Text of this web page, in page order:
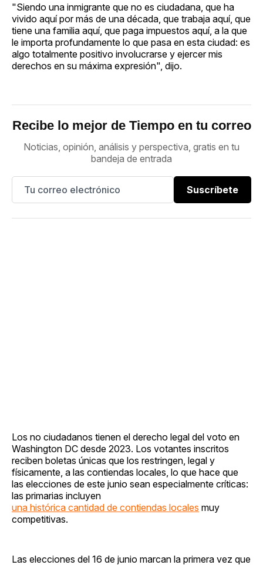
"Siendo una inmigrante que no es ciudadana, que ha
vivido aquí por más de una década, que trabaja aquí, que
tiene una familia aquí, que paga impuestos aquí, a la que
le importa profundamente lo que pasa en esta ciudad: es
algo totalmente positivo involucrarse y ejercer mis
derechos en su máxima expresión", dijo.
Recibe lo mejor de Tiempo en tu correo
Noticias, opinión, análisis y perspectiva, gratis en tu
bandeja de entrada
Suscríbete
Los no ciudadanos tienen el derecho legal del voto en
Washington DC desde 2023. Los votantes inscritos
reciben boletas únicas que los restringen, legal y
físicamente, a las contiendas locales, lo que hace que
las elecciones de este junio sean especialmente críticas:
las primarias incluyen
una histórica cantidad de contiendas locales muy
competitivas.
Las elecciones del 16 de junio marcan la primera vez que